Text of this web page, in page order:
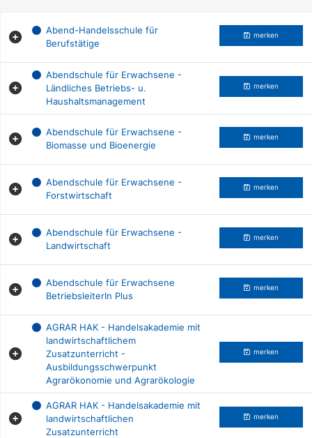
Abend-Handelsschule für
Berufstätige
merken
Abendschule für Erwachsene -
Ländliches Betriebs- u.
Haushaltsmanagement
merken
Abendschule für Erwachsene -
Biomasse und Bioenergie
merken
Abendschule für Erwachsene -
Forstwirtschaft
merken
Abendschule für Erwachsene -
Landwirtschaft
merken
Abendschule für Erwachsene
BetriebsleiterIn Plus
merken
AGRAR HAK - Handelsakademie mit
landwirtschaftlichem
Zusatzunterricht -
Ausbildungsschwerpunkt
Agrarökonomie und Agrarökologie
merken
AGRAR HAK - Handelsakademie mit
landwirtschaftlichen
Zusatzunterricht
merken